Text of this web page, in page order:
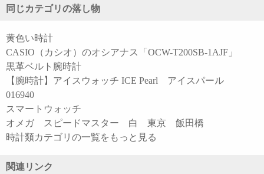
同じカテゴリの落し物
黄色い時計
CASIO（カシオ）のオシアナス「OCW-T200SB-1AJF」
黒革ベルト腕時計
【腕時計】アイスウォッチ ICE Pearl アイスパール
016940
スマートウォッチ
オメガ スピードマスター 白 東京 飯田橋
時計類カテゴリの一覧をもっと見る
関連リンク